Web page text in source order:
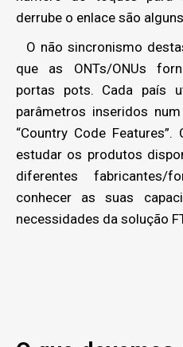
derrube o enlace são
O não sincronismo
que as ONTs/ONUs
portas pots. Cada país
parâmetros inseridos
“Country Code
estudar os produtos
diferentes
conhecer as suas
necessidades da solução